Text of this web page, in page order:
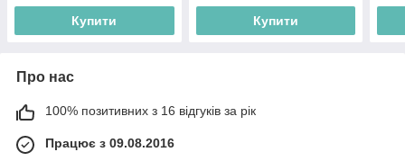
Купити Купити
Про нас
100% позитивних з 16 відгуків за рік
Працює з 09.08.2016